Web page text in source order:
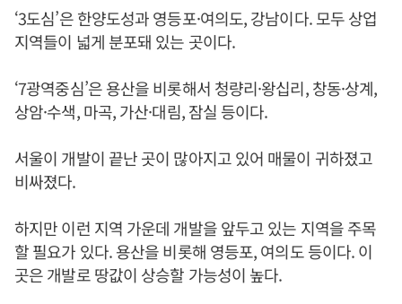
‘3도심’은 한양도성과 영등포·여의도, 강남이다. 모두 상업
지역들이 넓게 분포돼 있는 곳이다.
‘7광역중심’은 용산을 비롯해서 청량리·왕십리, 창동·상계,
상암·수색, 마곡, 가산·대림, 잠실 등이다.
서울이 개발이 끝난 곳이 많아지고 있어 매물이 귀하졌고
비싸졌다.
하지만 이런 지역 가운데 개발을 앞두고 있는 지역을 주목
할 필요가 있다. 용산을 비롯해 영등포, 여의도 등이다. 이
곳은 개발로 땅값이 상승할 가능성이 높다.